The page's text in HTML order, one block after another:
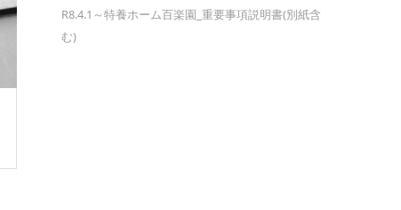
R8.4.1～特養ホーム百楽園_重要事項説明書(別紙含
む)